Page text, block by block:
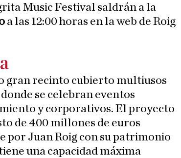
Music Festival saldrán a la
a las 12:00 horas en la web de Roig
gran recinto cubierto multiusos
se celebran eventos
y corporativos. El proyecto
de 400 millones de euros
por Juan Roig con su patrimonio
una capacidad máxima